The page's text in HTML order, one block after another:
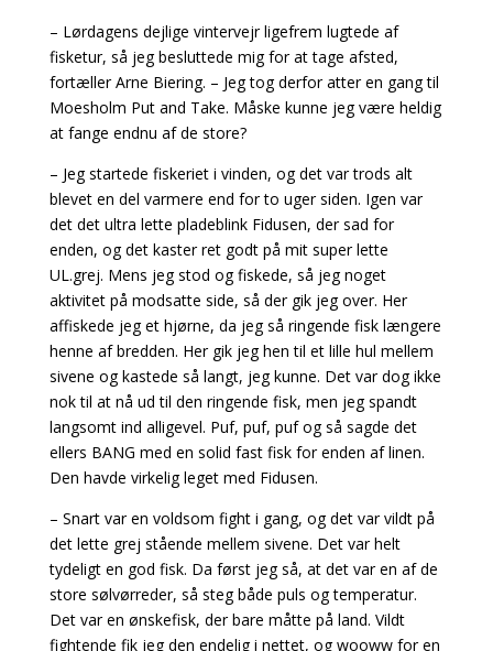
– Lørdagens dejlige vintervejr ligefrem lugtede af
fisketur, så jeg besluttede mig for at tage afsted,
fortæller Arne Biering. – Jeg tog derfor atter en gang til
Moesholm Put and Take. Måske kunne jeg være heldig
at fange endnu af de store?
– Jeg startede fiskeriet i vinden, og det var trods alt
blevet en del varmere end for to uger siden. Igen var
det det ultra lette pladeblink Fidusen, der sad for
enden, og det kaster ret godt på mit super lette
UL.grej. Mens jeg stod og fiskede, så jeg noget
aktivitet på modsatte side, så der gik jeg over. Her
affiskede jeg et hjørne, da jeg så ringende fisk længere
henne af bredden. Her gik jeg hen til et lille hul mellem
sivene og kastede så langt, jeg kunne. Det var dog ikke
nok til at nå ud til den ringende fisk, men jeg spandt
langsomt ind alligevel. Puf, puf, puf og så sagde det
ellers BANG med en solid fast fisk for enden af linen.
Den havde virkelig leget med Fidusen.
– Snart var en voldsom fight i gang, og det var vildt på
det lette grej stående mellem sivene. Det var helt
tydeligt en god fisk. Da først jeg så, at det var en af de
store sølvørreder, så steg både puls og temperatur.
Det var en ønskefisk, der bare måtte på land. Vildt
fightende fik jeg den endelig i nettet, og wooww for en